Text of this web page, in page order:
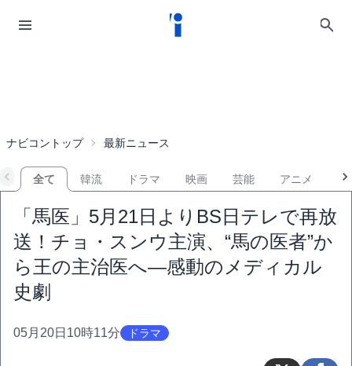
ナビコントップ 最新ニュース
全て 韓流 ドラマ 映画 芸能 アニメ
「馬医」5月21日よりBS日テレで再放
送！チョ・スンウ主演、“馬の医者”か
ら王の主治医へ―感動のメディカル
史劇
05月20日10時11分 ドラマ